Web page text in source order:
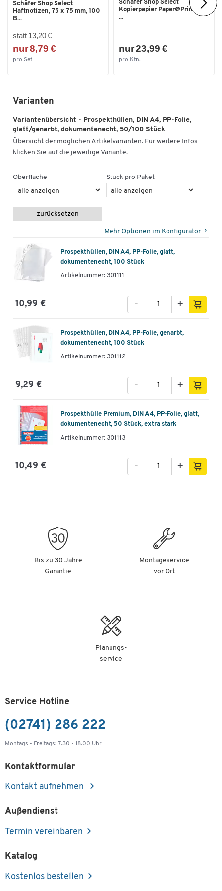
Schäfer Shop Select
Haftnotizen, 75 x 75 mm, 100
B...
statt 13,20 €
nur 8,79 €
pro Set
Schäfer Shop Select
Kopierpapier Paper@Print, DIN
...
nur 23,99 €
pro Ktn.
Varianten
Variantenübersicht - Prospekthüllen, DIN A4, PP-Folie,
glatt/genarbt, dokumentenecht, 50/100 Stück
Übersicht der möglichen Artikelvarianten. Für weitere Infos
klicken Sie auf die jeweilige Variante.
Oberfläche Stück pro Paket
zurücksetzen
Mehr Optionen im Konfigurator
Prospekthüllen, DIN A4, PP-Folie, glatt,
dokumentenecht, 100 Stück
Artikelnummer: 301111
10,99 € +
-
Prospekthüllen, DIN A4, PP-Folie, genarbt,
dokumentenecht, 100 Stück
Artikelnummer: 301112
9,29 € +
-
Prospekthülle Premium, DIN A4, PP-Folie, glatt,
dokumentenecht, 50 Stück, extra stark
Artikelnummer: 301113
10,49 € +
-
Bis zu 30 Jahre
Garantie
Montageservice
vor Ort
Planungs-
service
Service Hotline
(02741) 286 222
Montags - Freitags: 7.30 - 18.00 Uhr
Kontaktformular
Kontakt aufnehmen
Außendienst
Termin vereinbaren
Katalog
Kostenlos bestellen